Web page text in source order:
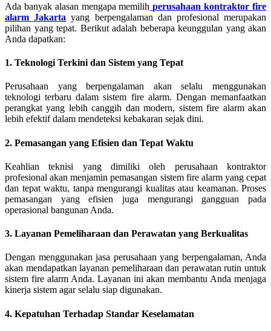
Ada banyak alasan mengapa memilih perusahaan kontraktor fire
alarm Jakarta yang berpengalaman dan profesional merupakan
pilihan yang tepat. Berikut adalah beberapa keunggulan yang akan
Anda dapatkan:
1. Teknologi Terkini dan Sistem yang Tepat
Perusahaan yang berpengalaman akan selalu menggunakan
teknologi terbaru dalam sistem fire alarm. Dengan memanfaatkan
perangkat yang lebih canggih dan modern, sistem fire alarm akan
lebih efektif dalam mendeteksi kebakaran sejak dini.
2. Pemasangan yang Efisien dan Tepat Waktu
Keahlian teknisi yang dimiliki oleh perusahaan kontraktor
profesional akan menjamin pemasangan sistem fire alarm yang cepat
dan tepat waktu, tanpa mengurangi kualitas atau keamanan. Proses
pemasangan yang efisien juga mengurangi gangguan pada
operasional bangunan Anda.
3. Layanan Pemeliharaan dan Perawatan yang Berkualitas
Dengan menggunakan jasa perusahaan yang berpengalaman, Anda
akan mendapatkan layanan pemeliharaan dan perawatan rutin untuk
sistem fire alarm Anda. Layanan ini akan membantu Anda menjaga
kinerja sistem agar selalu siap digunakan.
4. Kepatuhan Terhadap Standar Keselamatan